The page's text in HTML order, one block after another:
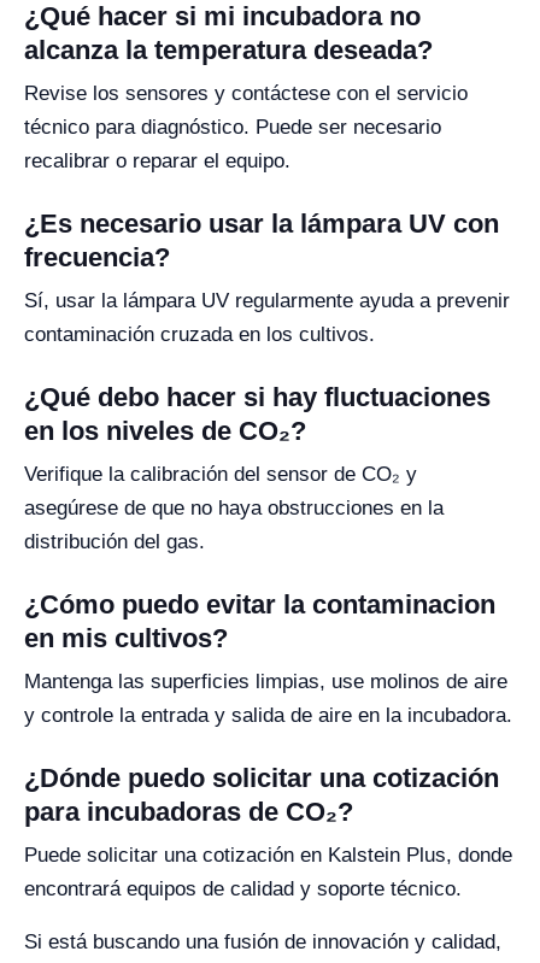
¿Qué hacer si mi incubadora no
alcanza la temperatura deseada?
Revise los sensores y contáctese con el servicio
técnico para diagnóstico. Puede ser necesario
recalibrar o reparar el equipo.
¿Es necesario usar la lámpara UV con
frecuencia?
Sí, usar la lámpara UV regularmente ayuda a prevenir
contaminación cruzada en los cultivos.
¿Qué debo hacer si hay fluctuaciones
en los niveles de CO₂?
Verifique la calibración del sensor de CO₂ y
asegúrese de que no haya obstrucciones en la
distribución del gas.
¿Cómo puedo evitar la contaminacion
en mis cultivos?
Mantenga las superficies limpias, use molinos de aire
y controle la entrada y salida de aire en la incubadora.
¿Dónde puedo solicitar una cotización
para incubadoras de CO₂?
Puede solicitar una cotización en Kalstein Plus, donde
encontrará equipos de calidad y soporte técnico.
Si está buscando una fusión de innovación y calidad,